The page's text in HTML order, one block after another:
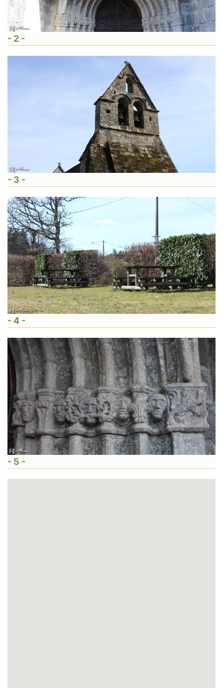
- 2 -
- 3 -
- 4 -
- 5 -